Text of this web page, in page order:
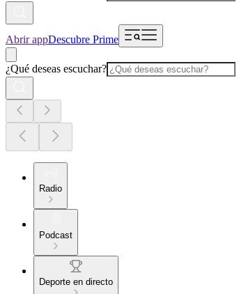
Abrir appDescubre Prime
¿Qué deseas escuchar?
Radio
Podcast
Deporte en directo